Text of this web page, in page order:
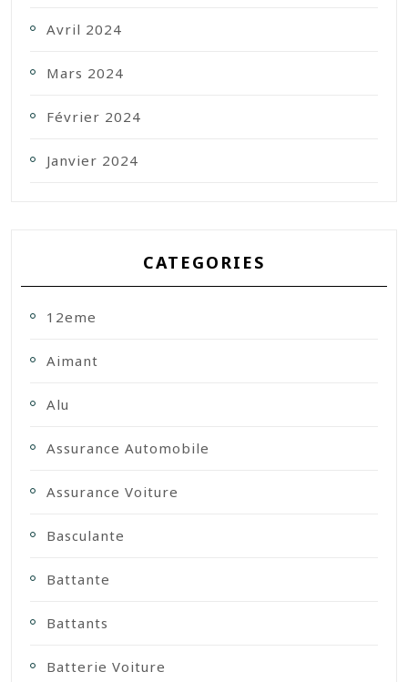
Avril 2024
Mars 2024
Février 2024
Janvier 2024
CATEGORIES
12eme
Aimant
Alu
Assurance Automobile
Assurance Voiture
Basculante
Battante
Battants
Batterie Voiture